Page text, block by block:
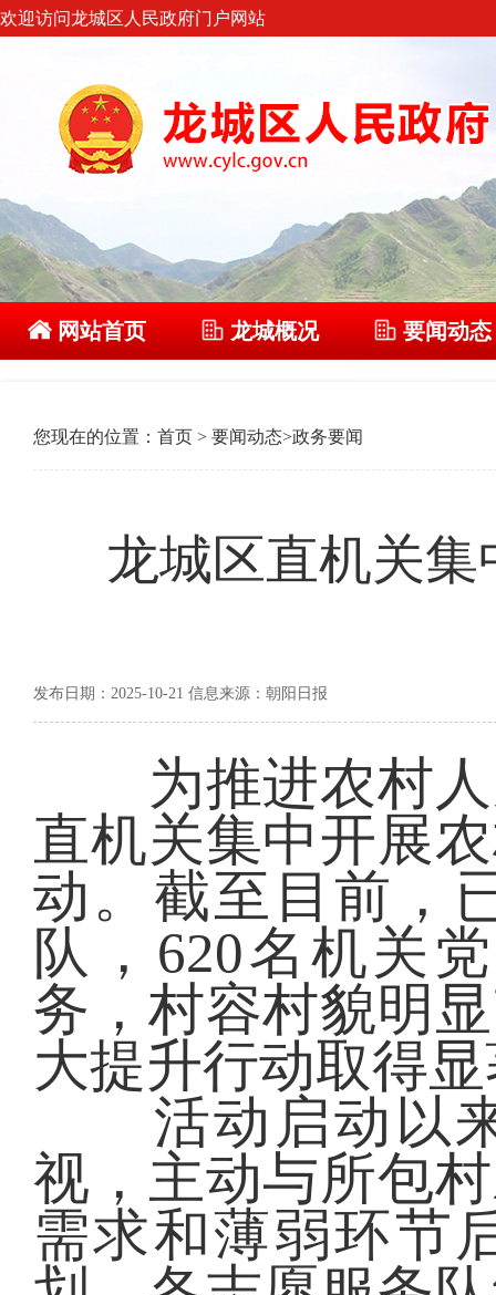
欢迎访问龙城区人民政府门户网站
网站首页 龙城概况 要闻动态
您现在的位置： 首页 > 要闻动态>政务要闻
龙城区直机关
发布日期：2025-10-21 信息来源：朝阳日报
为推进农村人
直机关集中开展
动。截至目前，
队，620名机关
务，村容村貌明
大提升行动取得
活动启动以来
视，主动与所包
需求和薄弱环节